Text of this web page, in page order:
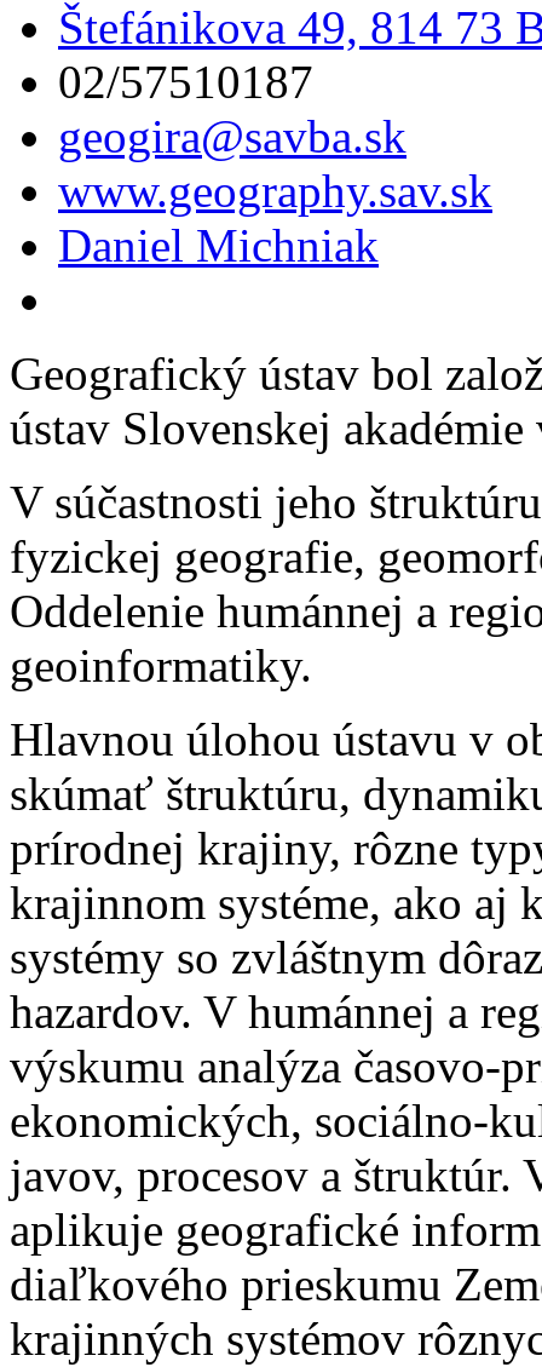
Štefánikova 49, 814 73
02/57510187
geogira@savba.sk
www.geography.sav.sk
Daniel Michniak
Geografický ústav bol
ústav Slovenskej
V súčastnosti jeho
fyzickej geografie,
Oddelenie humánnej a
geoinformatiky.
Hlavnou úlohou ústavu v
skúmať štruktúru,
prírodnej krajiny, rôzne
krajinnom systéme, ako aj
systémy so zvláštnym
hazardov. V humánnej a
výskumu analýza časovo-
ekonomických, sociálno-
javov, procesov a
aplikuje geografické
diaľkového prieskumu
krajinných systémov